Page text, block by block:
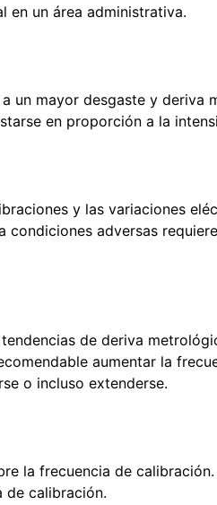
en un área administrativa.
un mayor desgaste y deriva
en proporción a la
y las variaciones
adversas
de deriva
aumentar la
o incluso extenderse.
la frecuencia de
de calibración.